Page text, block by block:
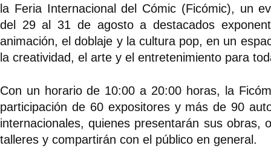
la Feria Internacional del Cómic (Ficómic), un
del 29 al 31 de agosto a destacados
animación, el doblaje y la cultura pop, en un
la creatividad, el arte y el entretenimiento para
Con un horario de 10:00 a 20:00 horas, la
participación de 60 expositores y más de 90
internacionales, quienes presentarán sus obras,
talleres y compartirán con el público en general.